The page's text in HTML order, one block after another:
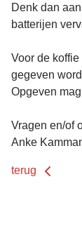
Denk dan
batterijen
Voor de
gegeven
Opgeven
Vragen en/of
Anke
terug